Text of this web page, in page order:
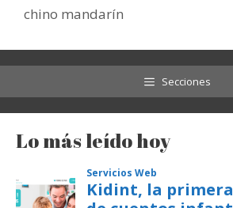
chino mandarín
Secciones
Lo más leído hoy